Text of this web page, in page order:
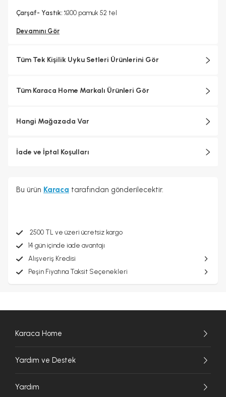
Çarşaf- Yastık: %100 pamuk 52 tel
Devamını Gör
Tüm Tek Kişilik Uyku Setleri Ürünlerini Gör
Tüm Karaca Home Markalı Ürünleri Gör
Hangi Mağazada Var
İade ve İptal Koşulları
Bu ürün Karaca tarafından gönderilecektir.
2500 TL ve üzeri ücretsiz kargo
14 gün içinde iade avantajı
Alışveriş Kredisi
Peşin Fiyatına Taksit Seçenekleri
Karaca Home
Yardım ve Destek
Yardım